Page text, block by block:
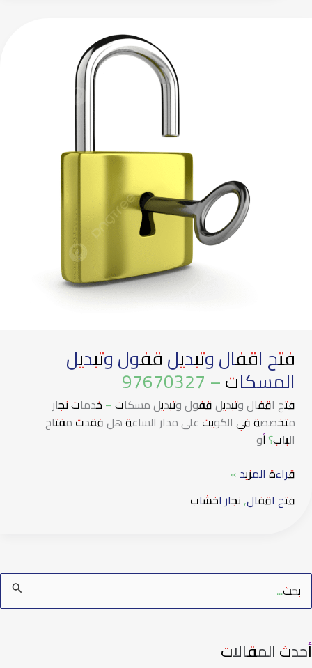
فتح اقفال وتبديل قفول وتبديل
المسكات – 97670327
فتح اقفال وتبديل قفول وتبديل مسكات – خدمات نجار
متخصصة في الكويت على مدار الساعة هل فقدت مفتاح
الباب؟ أو
قراءة المزيد »
فتح اقفال,نجار اخشاب
المقالات